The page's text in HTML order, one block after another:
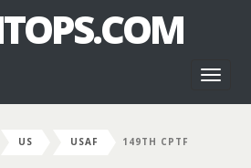
US USAF 149TH CPTF